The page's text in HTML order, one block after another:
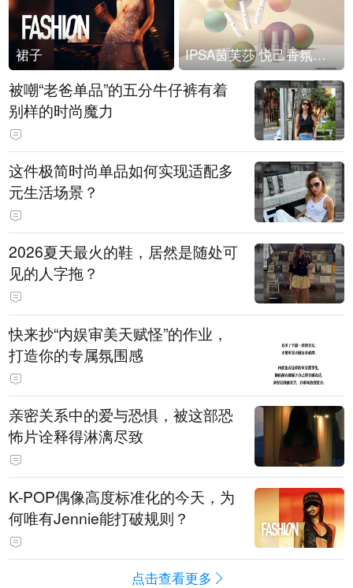
裙子 IPSA茵芙莎 悦己香氛凝露上市
被嘲“老爸单品”的五分牛仔裤有着
别样的时尚魔力
这件极简时尚单品如何实现适配多
元生活场景？
2026夏天最火的鞋，居然是随处可
见的人字拖？
快来抄“内娱审美天赋怪”的作业，
打造你的专属氛围感
亲密关系中的爱与恐惧，被这部恐
怖片诠释得淋漓尽致
K-POP偶像高度标准化的今天，为
何唯有Jennie能打破规则？
点击查看更多